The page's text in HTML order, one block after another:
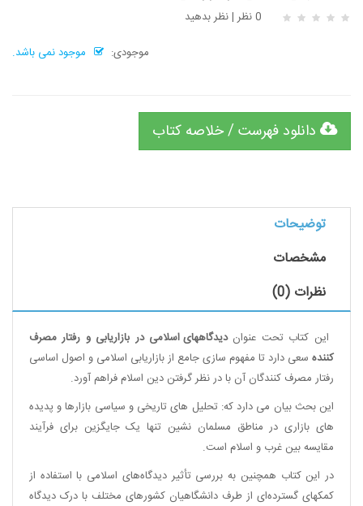
0 نظر |نظر بدهید
موجودی:
موجود نمی باشد.
دانلود فهرست / خلاصه کتاب
توضیحات
مشخصات
نظرات (0)
این کتاب تحت عنواندیدگاههای اسلامی در بازاریابی و رفتار مصرف
کننده سعی دارد تا مفهوم سازی جامع از بازاریابی اسلامی و اصول اساسی
رفتار مصرف کنندگان آن با در نظر گرفتن دین اسلام فراهم آورد.
این بحث بیان می دارد که: تحلیل های تاریخی و سیاسی بازارها و پدیده
های بازاری در مناطق مسلمان نشین تنها یک جایگزین برای فرآیند
مقایسه بین غرب و اسلام است.
در این کتاب همچنین به بررسی تأثیر دیدگاه‌های اسلامی با استفاده از
کمکهای گسترده‌ای از طرف دانشگاهیان کشورهای مختلف با درک دیدگاه